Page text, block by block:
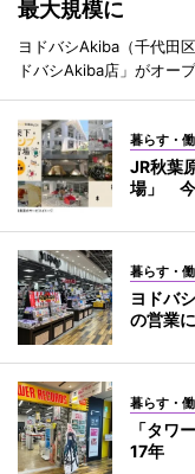
最大規模に
ヨドバシAkiba（千代田
ドバシAkiba店」がオープ
暮らす・働
JR秋葉
場」 今
暮らす・働
ヨドバ
の営業
暮らす・働
「タワ
17年